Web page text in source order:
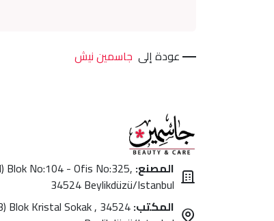
عودة إلى جاسمين نيش
المصنع:Blok No:104 - Ofis No:325,
34524 Beylikdüzü/Istanbul
المكتب:Blok Kristal Sokak , 34524